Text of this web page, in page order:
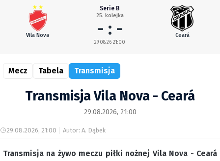
Vila Nova
Serie B
25. kolejka
- : -
29.08.26 21:00
Ceará
Mecz Tabela Transmisja
Transmisja Vila Nova - Ceará
29.08.2026, 21:00
29.08.2026, 21:00 Autor: A. Dąbek
Transmisja na żywo meczu piłki nożnej Vila Nova - Ceará